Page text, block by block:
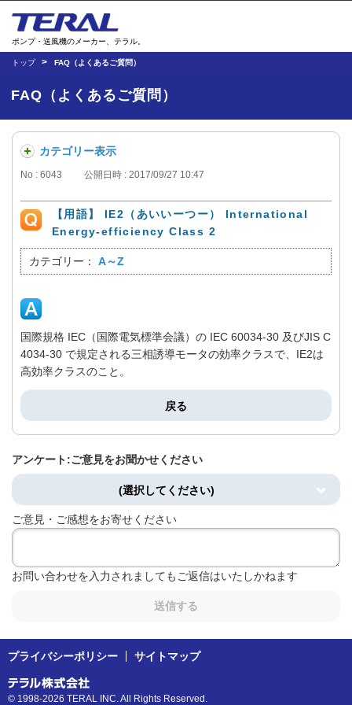
ポンプ・送風機のメーカー、テラル。
トップ FAQ（よくあるご質問）
FAQ（よくあるご質問）
カテゴリー表示
No : 6043 公開日時 : 2017/09/27 10:47
【用語】 IE2（あいいーつー） International
Energy-efficiency Class 2
カテゴリー： A～Z
国際規格 IEC（国際電気標準会議）の IEC 60034-30 及びJIS C
4034-30 で規定される三相誘導モータの効率クラスで、IE2は
高効率クラスのこと。
戻る
アンケート:ご意見をお聞かせください
(選択してください)
ご意見・ご感想をお寄せください
お問い合わせを入力されましてもご返信はいたしかねます
送信する
プライバシーポリシー サイトマップ
© 1998-2026 TERAL INC. All Rights Reserved.